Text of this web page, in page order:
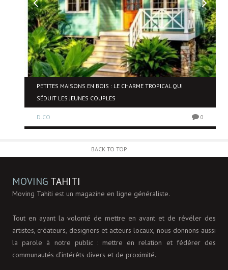
PETITES MAISONS EN BOIS : LE CHARME TROPICAL QUI
SÉDUIT LES JEUNES COUPLES
D.CO 0
BACK TO TOP
MOVING TAHITI
Moving Tahiti est un magazine en ligne généraliste.
Tout en ayant la volonté de mettre en avant et de révéler des
artistes, créateurs, designers et acteurs locaux, nous donnons aussi
la parole à notre public : mettre en relation et fédérer des
communautés d’intérêts divers et de proximité.